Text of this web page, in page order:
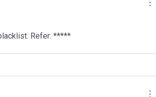
Refer: *****